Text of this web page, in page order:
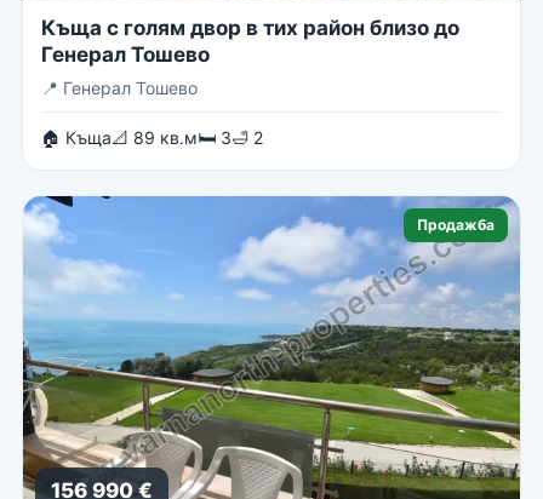
Къща с голям двор в тих район близо до
Генерал Тошево
📍 Генерал Тошево
🏠 Къща📐 89 кв.м🛏 3🛁 2
Продажба
156 990 €